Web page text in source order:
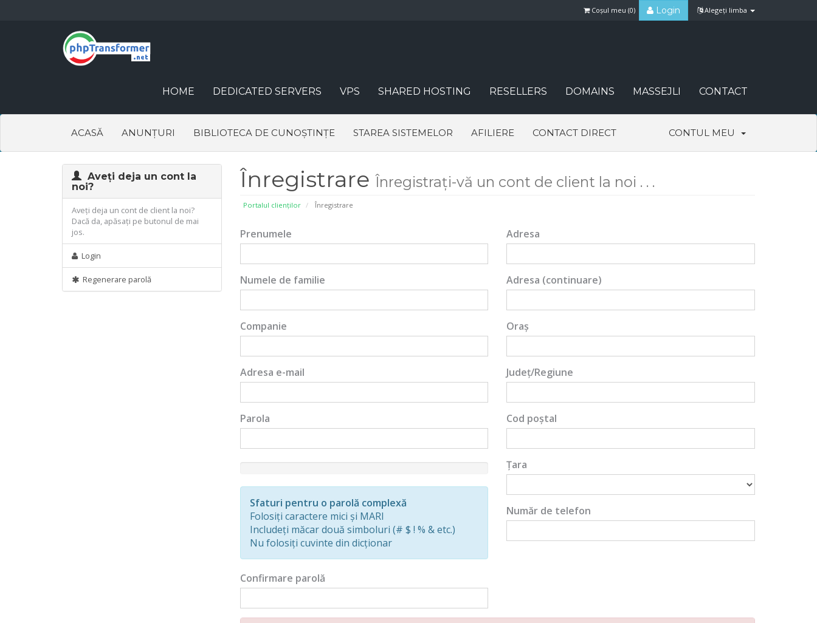
Alegeți limba
Login
Coșul meu (0)
HOME DEDICATED SERVERS VPS SHARED HOSTING RESELLERS DOMAINS MASSEJLI CONTACT
ACASĂ ANUNȚURI BIBLIOTECA DE CUNOȘTINȚE STAREA SISTEMELOR AFILIERE CONTACT DIRECT CONTUL MEU
Înregistrare Înregistrați-vă un cont de client la noi . . .
Portalul clienților Înregistrare
Aveți deja un cont la
noi?
Aveți deja un cont de client la noi?
Dacă da, apăsați pe butonul de mai
jos.
Login
Regenerare parolă
Prenumele
Numele de familie
Companie
Adresa e-mail
Parola
Rating:
Sfaturi pentru o parolă complexă
Folosiți caractere mici și MARI
Includeți măcar două simboluri (# $ ! % & etc.)
Nu folosiți cuvinte din dicționar
Confirmare parolă
Adresa
Adresa (continuare)
Oraș
Județ/Regiune
Cod poștal
Țara
Număr de telefon